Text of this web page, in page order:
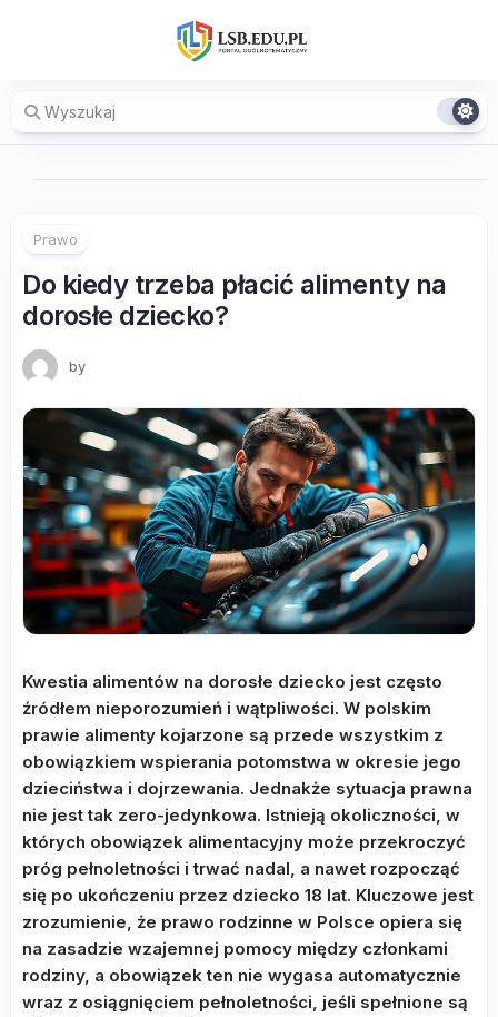
Prawo
Do kiedy trzeba płacić alimenty na
dorosłe dziecko?
by
Kwestia alimentów na dorosłe dziecko jest często
źródłem nieporozumień i wątpliwości. W polskim
prawie alimenty kojarzone są przede wszystkim z
obowiązkiem wspierania potomstwa w okresie jego
dzieciństwa i dojrzewania. Jednakże sytuacja prawna
nie jest tak zero-jedynkowa. Istnieją okoliczności, w
których obowiązek alimentacyjny może przekroczyć
próg pełnoletności i trwać nadal, a nawet rozpocząć
się po ukończeniu przez dziecko 18 lat. Kluczowe jest
zrozumienie, że prawo rodzinne w Polsce opiera się
na zasadzie wzajemnej pomocy między członkami
rodziny, a obowiązek ten nie wygasa automatycznie
wraz z osiągnięciem pełnoletności, jeśli spełnione są